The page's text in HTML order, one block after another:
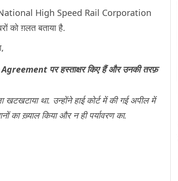
National High Speed Rail Corporation
को ग़लत बताया है.
पर हस्ताक्षर किए हैं और उनकी तरफ़
खटखटाया था. उन्होंने हाई कोर्ट में की गई अपील में
का ख़्याल किया और न ही पर्यावरण का.